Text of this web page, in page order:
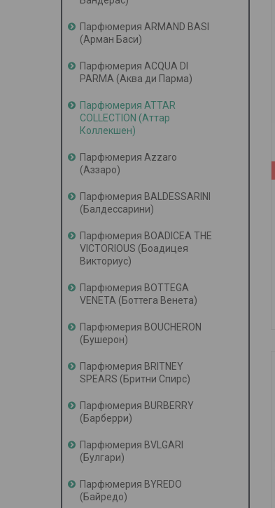
Парфюмерия ARMAND BASI
(Арман Баси)
Парфюмерия ACQUA DI
PARMA (Аква ди Парма)
Парфюмерия ATTAR
COLLECTION (Аттар
Коллекшен)
Парфюмерия Azzaro
(Аззаро)
Парфюмерия BALDESSARINI
(Балдессарини)
Парфюмерия BOADICEA THE
VICTORIOUS (Боадицея
Викториус)
Парфюмерия BOTTEGA
VENETA (Боттега Венета)
Парфюмерия BOUCHERON
(Бушерон)
Парфюмерия BRITNEY
SPEARS (Бритни Спирс)
Парфюмерия BURBERRY
(Барберри)
Парфюмерия BVLGARI
(Булгари)
Парфюмерия BYREDO
(Байредо)